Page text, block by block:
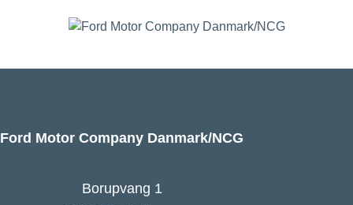
Ford Motor Company Danmark/NCG
Borupvang 1